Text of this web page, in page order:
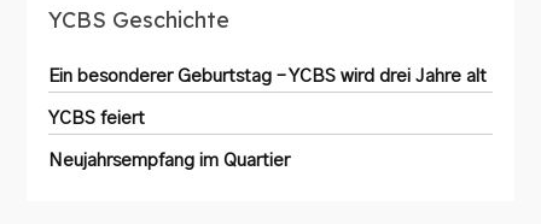
YCBS Geschichte
Ein besonderer Geburtstag – YCBS wird drei Jahre alt
YCBS feiert
Neujahrsempfang im Quartier